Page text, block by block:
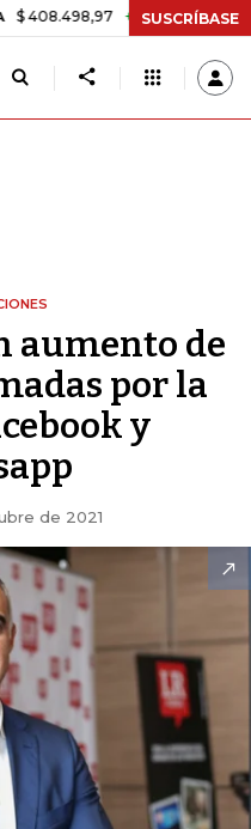
+$ 8.753,81 +2,19%
SUSCRÍBASE
aumento de
por la
y
de 2021